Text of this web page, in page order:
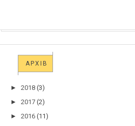
АРХІВ
► 2018 (3)
► 2017 (2)
► 2016 (11)